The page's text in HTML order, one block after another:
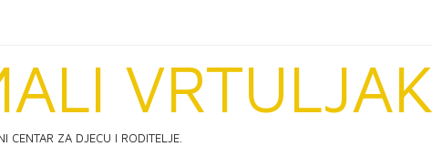
VRTULJAK
CENTAR ZA DJECU I RODITELJE.